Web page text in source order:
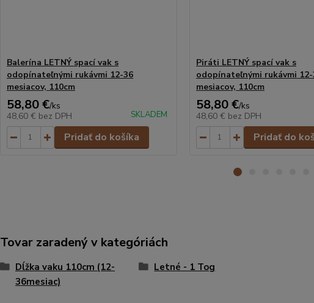
Balerína LETNÝ spací vak s
odopínateľnými rukávmi 12-36
mesiacov, 110cm
58,80 €/ks
48,60 € bez DPH SKLADEM
Pridať do košíka
Piráti LETNÝ spací vak s
odopínateľnými rukávmi
mesiacov, 110cm
58,80 €/ks
48,60 € bez DPH
Pridať do
Tovar zaradený v kategóriách
Dĺžka vaku 110cm (12-
36mesiac)
Letné - 1 Tog